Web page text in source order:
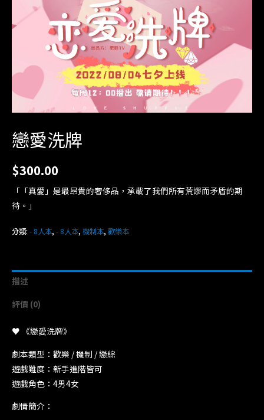
戀愛洗牌
$300.00
「「真愛」是最昂貴的奢侈品，承載了我們所有荒謬而矛盾的期
待。」
分類: - 8人本,- 8人本,機制本,歡樂本
描述
評價 (0)
♥️ 《戀愛洗牌》
劇本類型：歡樂 / 機制 / 戀綜
遊戲難度：新手進階皆可
遊戲角色：4男4女
劇情簡介：